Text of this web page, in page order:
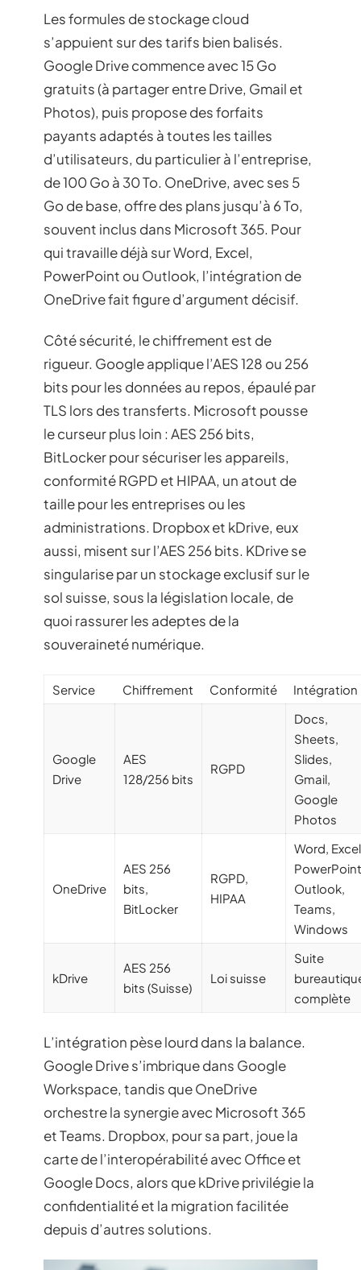
Les formules de stockage cloud
s’appuient sur des tarifs bien balisés.
Google Drive commence avec 15 Go
gratuits (à partager entre Drive, Gmail et
Photos), puis propose des forfaits
payants adaptés à toutes les tailles
d’utilisateurs, du particulier à l’entreprise,
de 100 Go à 30 To. OneDrive, avec ses 5
Go de base, offre des plans jusqu’à 6 To,
souvent inclus dans Microsoft 365. Pour
qui travaille déjà sur Word, Excel,
PowerPoint ou Outlook, l’intégration de
OneDrive fait figure d’argument décisif.
Côté sécurité, le chiffrement est de
rigueur. Google applique l’AES 128 ou 256
bits pour les données au repos, épaulé par
TLS lors des transferts. Microsoft pousse
le curseur plus loin : AES 256 bits,
BitLocker pour sécuriser les appareils,
conformité RGPD et HIPAA, un atout de
taille pour les entreprises ou les
administrations. Dropbox et kDrive, eux
aussi, misent sur l’AES 256 bits. KDrive se
singularise par un stockage exclusif sur le
sol suisse, sous la législation locale, de
quoi rassurer les adeptes de la
souveraineté numérique.
Service Chiffrement Conformité Intégration
Google
Drive
AES
128/256 bits
RGPD
Docs,
Sheets,
Slides,
Gmail,
Google
Photos
OneDrive
AES 256
bits,
BitLocker
RGPD,
HIPAA
Word,
Outlook,
Teams,
Windows
kDrive
AES 256
bits (Suisse)
Loi suisse
Suite
complète
L’intégration pèse lourd dans la balance.
Google Drive s’imbrique dans Google
Workspace, tandis que OneDrive
orchestre la synergie avec Microsoft 365
et Teams. Dropbox, pour sa part, joue la
carte de l’interopérabilité avec Office et
Google Docs, alors que kDrive privilégie la
confidentialité et la migration facilitée
depuis d’autres solutions.